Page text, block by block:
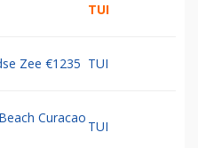
TUI
Zee €1235 TUI
Curacao
TUI